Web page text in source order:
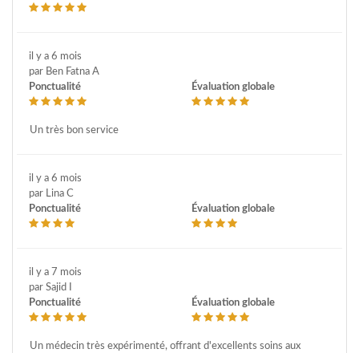
il y a 6 mois
par Ben Fatna A
Ponctualité
Évaluation globale
Un très bon service
il y a 6 mois
par Lina C
Ponctualité
Évaluation globale
il y a 7 mois
par Sajid I
Ponctualité
Évaluation globale
Un médecin très expérimenté, offrant d'excellents soins aux